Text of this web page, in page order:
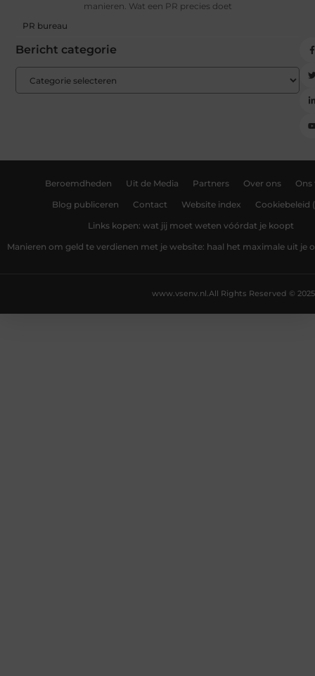
manieren. Wat een PR precies doet
PR bureau
Bericht categorie
Beroemdheden Uit de Media Partners Over ons Ons
Blog publiceren Contact Website index Cookiebeleid
Links kopen: wat jij moet weten vóórdat je koopt
Manieren om geld te verdienen met je website: haal het maximale uit je
All Rights Reserved © 2025
www.vsenv.nl.